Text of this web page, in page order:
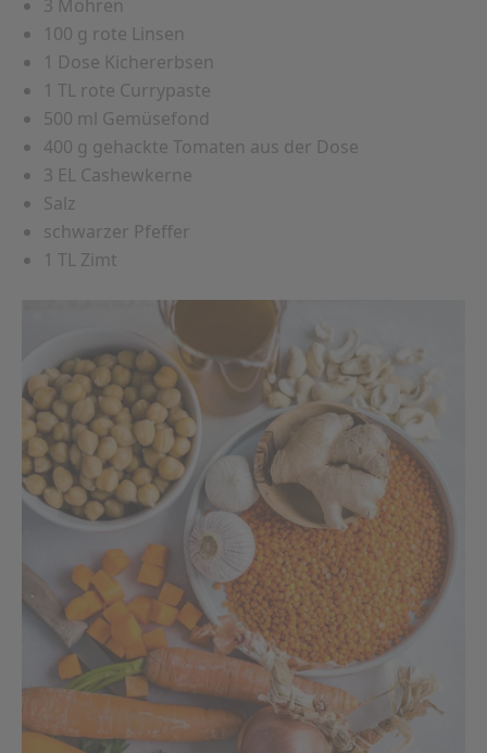
3 Möhren
100 g rote Linsen
1 Dose Kichererbsen
1 TL rote Currypaste
500 ml Gemüsefond
400 g gehackte Tomaten aus der Dose
3 EL Cashewkerne
Salz
schwarzer Pfeffer
1 TL Zimt